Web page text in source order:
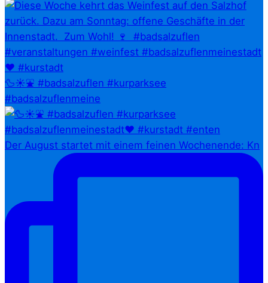
🦆☀️⛲ #badsalzuflen #kurparksee
#badsalzuflenmeine
Der August startet mit einem feinen Wochenende: Kn